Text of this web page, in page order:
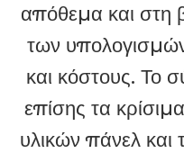
απόθεμα και στη
των
και κόστους. Το
επίσης τα
υλικών πάνελ και